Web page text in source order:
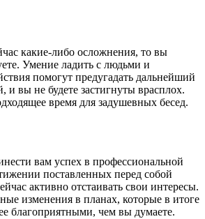
какие-либо осложнения, то вы
Умение ладить с людьми и
помогут предугадать дальнейший
и вы не будете застигнуты врасплох.
время для задушевных бесед.
вам успех в профессиональной
поставленных перед собой
активно отстаивать свои интересы.
изменения в планах, которые в итоге
благоприятными, чем вы думаете.